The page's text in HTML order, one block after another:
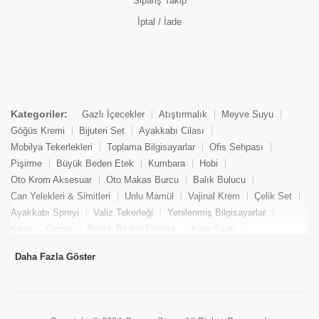
İptal / İade
Kategoriler: Gazlı İçecekler Atıştırmalık
Meyve Suyu
Göğüs Kremi
Bijuteri Set
Ayakkabı Cilası
Mobilya Tekerlekleri
Toplama Bilgisayarlar
Ofis Sehpası
Pişirme
Büyük Beden Etek Kumbara
Hobi
Oto Krom Aksesuar
Oto Makas Burcu
Balık Bulucu
Can Yelekleri & Simitleri
Unlu Mamül Vajinal Krem
Çelik Set
Ayakkabı Spreyi
Valiz Tekerleği
Yenilenmiş Bilgisayarlar
Kasa
Cezve Büyük Beden Gömlek
Kum Saati
Tekne Bağlama & Demirleme
Daha Fazla Göster